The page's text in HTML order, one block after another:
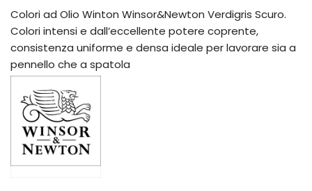
Colori ad Olio Winton Winsor&Newton Verdigris Scuro.
Colori intensi e dall’eccellente potere coprente,
consistenza uniforme e densa ideale per lavorare sia a
pennello che a spatola